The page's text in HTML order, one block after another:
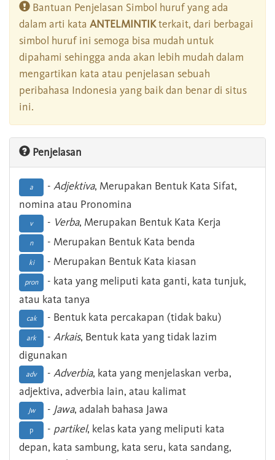
Bantuan Penjelasan Simbol huruf yang ada
dalam arti kata ANTELMINTIKterkait, dari berbagai
simbol huruf ini semoga bisa mudah untuk
dipahami sehingga anda akan lebih mudah dalam
mengartikan kata atau penjelasan sebuah
peribahasa Indonesia yang baik dan benar di situs
ini.
Penjelasan
a - Adjektiva, Merupakan Bentuk Kata Sifat,
nomina atau Pronomina
v - Verba, Merupakan Bentuk Kata Kerja
n - Merupakan Bentuk Kata benda
ki - Merupakan Bentuk Kata kiasan
pron
- kata yang meliputi kata ganti, kata tunjuk,
atau kata tanya
cak - Bentuk kata percakapan (tidak baku)
ark - Arkais, Bentuk kata yang tidak lazim
digunakan
adv - Adverbia, kata yang menjelaskan verba,
adjektiva, adverbia lain, atau kalimat
Jw - Jawa, adalah bahasa Jawa
p - partikel, kelas kata yang meliputi kata
depan, kata sambung, kata seru, kata sandang,